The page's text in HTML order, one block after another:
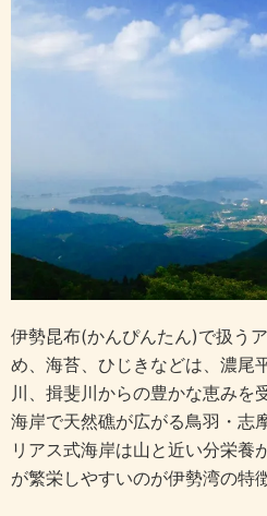
伊勢昆布(かんぴんたん)で扱う
め、海苔、ひじきなどは、濃尾
川、揖斐川からの豊かな恵みを
海岸で天然礁が広がる鳥羽・志
リアス式海岸は山と近い分栄養
が繁栄しやすいのが伊勢湾の特